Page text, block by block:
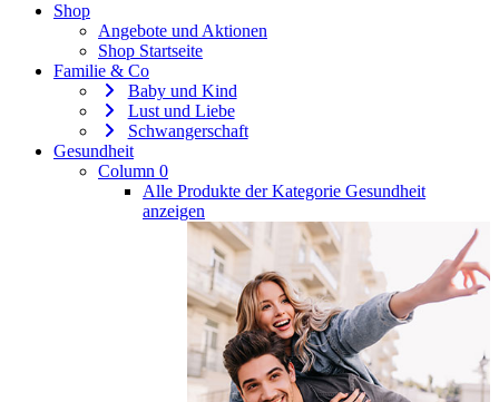
Shop
Angebote und Aktionen
Shop Startseite
Familie & Co
Baby und Kind
Lust und Liebe
Schwangerschaft
Gesundheit
Column 0
Alle Produkte der Kategorie Gesundheit
anzeigen